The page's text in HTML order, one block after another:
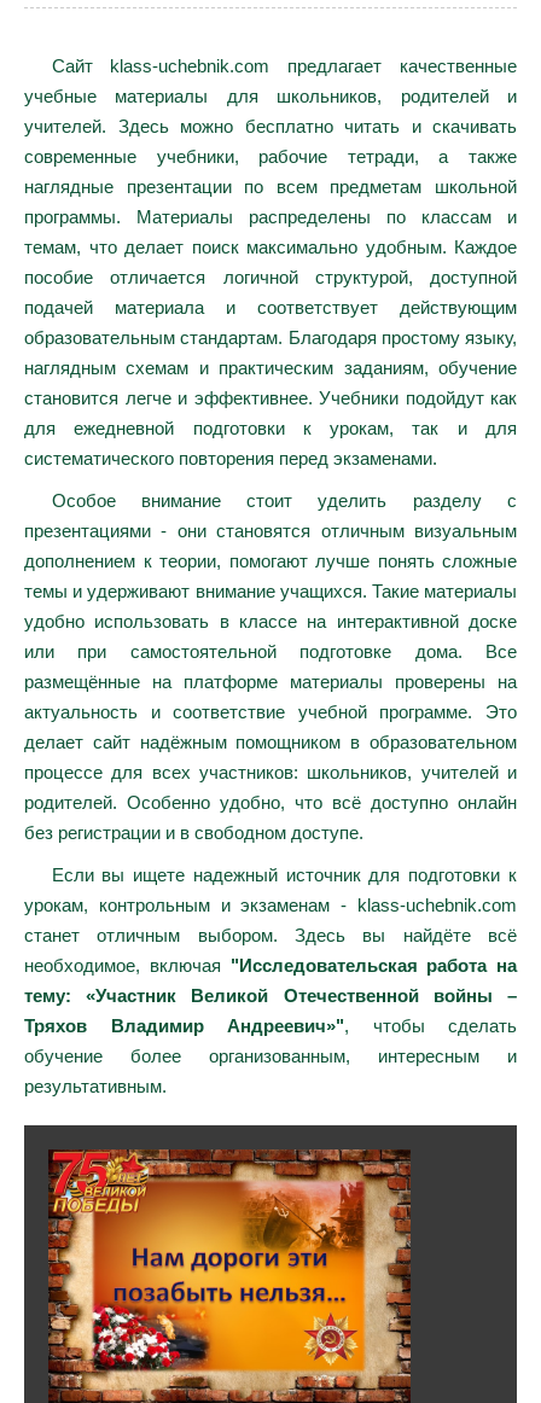
Сайт klass-uchebnik.com предлагает качественные
учебные материалы для школьников, родителей и
учителей. Здесь можно бесплатно читать и скачивать
современные учебники, рабочие тетради, а также
наглядные презентации по всем предметам школьной
программы. Материалы распределены по классам и
темам, что делает поиск максимально удобным. Каждое
пособие отличается логичной структурой, доступной
подачей материала и соответствует действующим
образовательным стандартам. Благодаря простому языку,
наглядным схемам и практическим заданиям, обучение
становится легче и эффективнее. Учебники подойдут как
для ежедневной подготовки к урокам, так и для
систематического повторения перед экзаменами.
Особое внимание стоит уделить разделу с
презентациями - они становятся отличным визуальным
дополнением к теории, помогают лучше понять сложные
темы и удерживают внимание учащихся. Такие материалы
удобно использовать в классе на интерактивной доске
или при самостоятельной подготовке дома. Все
размещённые на платформе материалы проверены на
актуальность и соответствие учебной программе. Это
делает сайт надёжным помощником в образовательном
процессе для всех участников: школьников, учителей и
родителей. Особенно удобно, что всё доступно онлайн
без регистрации и в свободном доступе.
Если вы ищете надежный источник для подготовки к
урокам, контрольным и экзаменам - klass-uchebnik.com
станет отличным выбором. Здесь вы найдёте всё
необходимое, включая "Исследовательская работа на
тему: «Участник Великой Отечественной войны –
Тряхов Владимир Андреевич»", чтобы сделать
обучение более организованным, интересным и
результативным.